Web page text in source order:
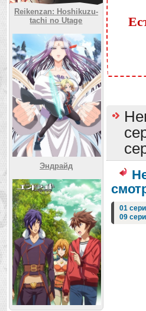
Reikenzan: Hoshikuzu-
tachi no Utage
Эндрайд
01
09